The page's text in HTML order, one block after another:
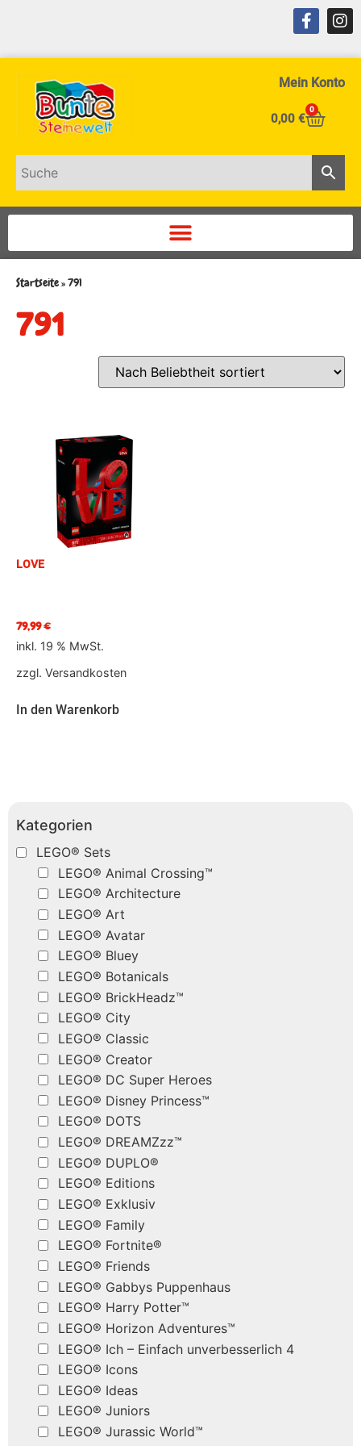
Mein Konto
0,00 €
0
Kategorien
LEGO® Sets
LEGO® Animal Crossing™
LEGO® Architecture
LEGO® Art
LEGO® Avatar
LEGO® Bluey
LEGO® Botanicals
LEGO® BrickHeadz™
LEGO® City
LEGO® Classic
LEGO® Creator
LEGO® DC Super Heroes
LEGO® Disney Princess™
LEGO® DOTS
LEGO® DREAMZzz™
LEGO® DUPLO®
LEGO® Editions
LEGO® Exklusiv
LEGO® Family
LEGO® Fortnite®
LEGO® Friends
LEGO® Gabbys Puppenhaus
LEGO® Harry Potter™
LEGO® Horizon Adventures™
LEGO® Ich – Einfach unverbesserlich 4
LEGO® Icons
LEGO® Ideas
LEGO® Juniors
LEGO® Jurassic World™
Startseite»791
791
LOVE
79,99€
inkl. 19 % MwSt.
zzgl. Versandkosten
In den Warenkorb